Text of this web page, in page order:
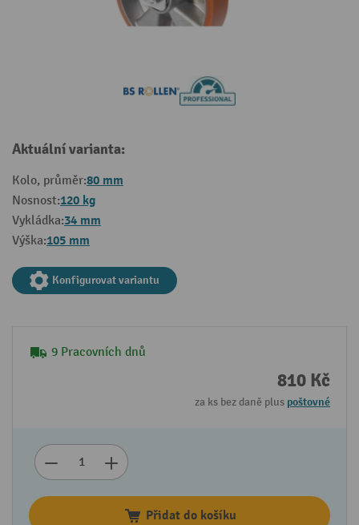
Aktuální varianta:
Kolo, průměr:80 mm
Nosnost:120 kg
Vykládka:34 mm
Výška:105 mm
Konfigurovat variantu
9 Pracovních dnů
810 Kč
za ks bez daně plus poštovné
Přidat do košíku